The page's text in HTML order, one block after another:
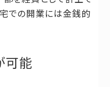
宅での開業には金銭的
可能